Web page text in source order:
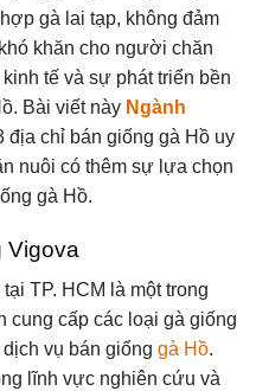
gà lai tạp, không đảm
khăn cho người chăn
tế và sự phát triển bền
Bài viết này Ngành
địa chỉ bán giống gà Hồ uy
nuôi có thêm sự lựa chọn
gà Hồ.
Vigova
TP. HCM là một trong
cung cấp các loại gà giống
vụ bán giống gà Hồ.
lĩnh vực nghiên cứu và